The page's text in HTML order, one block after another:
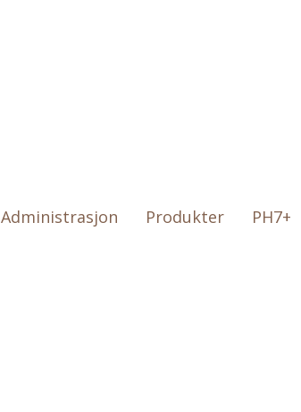
Administrasjon Produkter PH7+